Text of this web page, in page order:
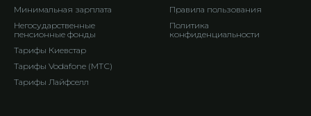
Минимальная зарплата
Негосударственные
пенсионные фонды
Тарифы Киевстар
Тарифы Vodafone (МТС)
Тарифы Лайфселл
Правила пользования
Политика
конфиденциальности